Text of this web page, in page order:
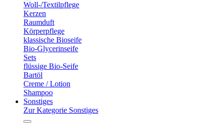
Woll-/Textilpflege
Kerzen
Raumduft
Körperpflege
klassische Bioseife
Bio-Glycerinseife
Sets
flüssige Bio-Seife
Bartöl
Creme / Lotion
Shampoo
Sonstiges
Zur Kategorie Sonstiges